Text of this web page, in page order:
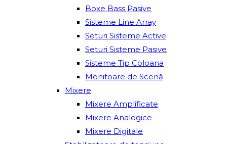
Boxe Bass Pasive
Sisteme Line Array
Seturi Sisteme Active
Seturi Sisteme Pasive
Sisteme Tip Coloana
Monitoare de Scenă
Mixere
Mixere Amplificate
Mixere Analogice
Mixere Digitale